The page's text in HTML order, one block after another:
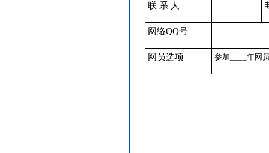
联 系 人
网络QQ号
网员选项 参加 年网